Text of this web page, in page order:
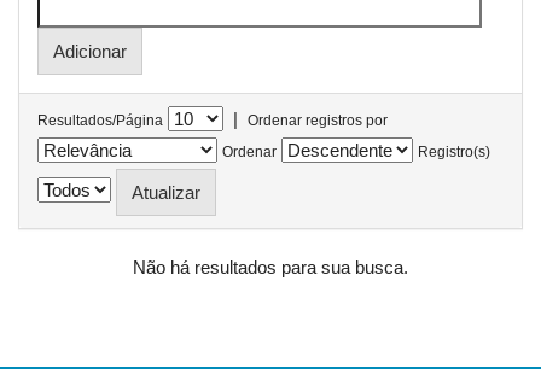
Resultados/Página |
Ordenar registros por
Ordenar
Registro(s)
Não há resultados para sua busca.